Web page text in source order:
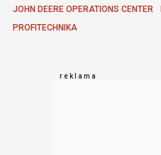
JOHN DEERE OPERATIONS CENTER
PROFITECHNIKA